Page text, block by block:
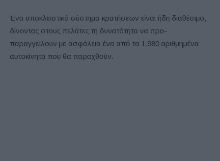
Ένα αποκλειστικό σύστημα κρατήσεων είναι ήδη διαθέσιμο,
δίνοντας στους πελάτες τη δυνατότητα να προ-
παραγγείλουν με ασφάλεια ένα από τα 1.980 αριθμημένα
αυτοκίνητα που θα παραχθούν.